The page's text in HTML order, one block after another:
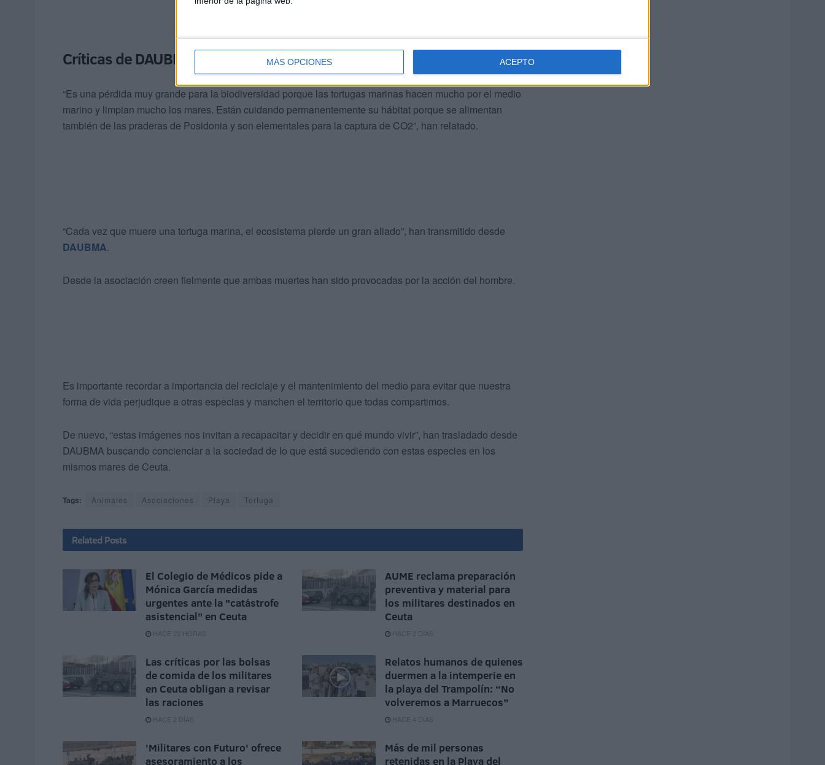
MÁS OPCIONES ACEPTO
Críticas de DAUBMA
“Es una pérdida muy grande para la biodiversidad porque las tortugas marinas hacen mucho por el medio
marino y limpian mucho los mares. Están cuidando permanentemente su hábitat porque se alimentan
también de las praderas de Posidonia y son elementales para la captura de CO2”, han relatado.
“Cada vez que muere una tortuga marina, el ecosistema pierde un gran aliado”, han transmitido desde
DAUBMA.
Desde la asociación creen fielmente que ambas muertes han sido provocadas por la acción del hombre.
Es importante recordar a importancia del reciclaje y el mantenimiento del medio para evitar que nuestra
forma de vida perjudique a otras especias y manchen el territorio que todas compartimos.
De nuevo, “estas imágenes nos invitan a recapacitar y decidir en qué mundo vivir”, han trasladado desde
DAUBMA buscando concienciar a la sociedad de lo que está sucediendo con estas especies en los
mismos mares de Ceuta.
Tags: Animales Asociaciones Playa Tortuga
Related Posts
El Colegio de Médicos pide a
Mónica García medidas
urgentes ante la "catástrofe
asistencial" en Ceuta
HACE 20 HORAS
AUME reclama preparación
preventiva y material para
los militares destinados en
Ceuta
HACE 2 DÍAS
Las críticas por las bolsas
de comida de los militares
en Ceuta obligan a revisar
las raciones
HACE 2 DÍAS
Relatos humanos de quienes
duermen a la intemperie en
la playa del Trampolín: “No
volveremos a Marruecos”
HACE 4 DÍAS
'Militares con Futuro' ofrece
asesoramiento a los
Más de mil personas
retenidas en la Playa del